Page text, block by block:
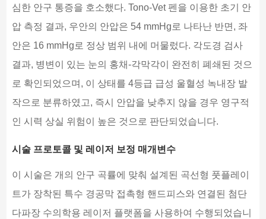
심한 안구 통증을 호소했다. Tono-Vet 펜을 이용한 초기 안
압 측정 결과, 우안의 안압은 54 mmHg로 나타난 반면, 좌
안은 16 mmHg로 정상 범위 내에 머물렀다. 각도경 검사
결과, 병변이 있는 눈의 홍채-각막각이 완전히 폐쇄된 것으
로 확인되었으며, 이 상태를 4등급 급성 울혈성 녹내장 발
작으로 분류하였고, 즉시 안압을 낮추지 않을 경우 영구적
인 시력 상실 위험이 높은 것으로 판단되었습니다.
시술 프로토콜 및 레이저 보정 매개변수
이 시술은 개의 안구 곡률에 맞춰 설계된 곡선형 풋플레이
트가 장착된 특수 경공막 접촉형 핸드피스와 연결된 첨단
다파장 수의학용 레이저 플랫폼을 사용하여 수행되었습니